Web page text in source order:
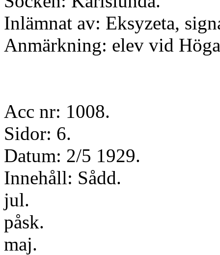
Inlämnat av: Eksyzeta,
Anmärkning: elev vid
Acc nr: 1008.
Sidor: 6.
Datum: 2/5 1929.
Innehåll: Sådd.
jul.
påsk.
maj.